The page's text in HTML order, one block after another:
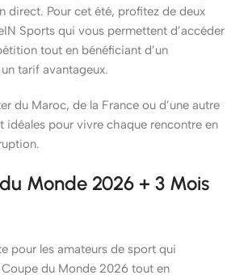
direct. Pour cet été, profitez de deux
Sports qui vous permettent d’accéder
tout en bénéficiant d’un
tarif avantageux.
du Maroc, de la France ou d’une autre
idéales pour vivre chaque rencontre en
Monde 2026 + 3 Mois
pour les amateurs de sport qui
du Monde 2026 tout en